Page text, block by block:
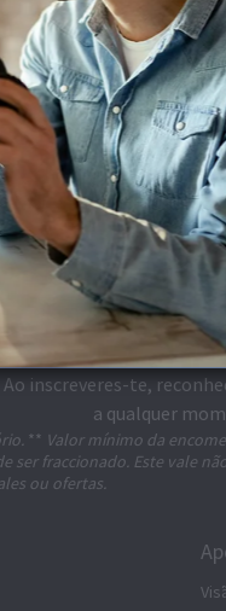
a Newsletter e
inscreveres-te,
a qualquer
** Valor mínimo da
ser fraccionado. Este vale
ou ofertas.